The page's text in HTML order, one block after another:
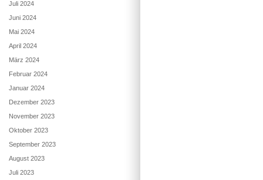
Juli 2024
Juni 2024
Mai 2024
April 2024
März 2024
Februar 2024
Januar 2024
Dezember 2023
November 2023
Oktober 2023
September 2023
August 2023
Juli 2023